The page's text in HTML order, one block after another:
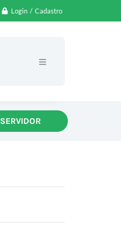
Login / Cadastro
SERVIDOR